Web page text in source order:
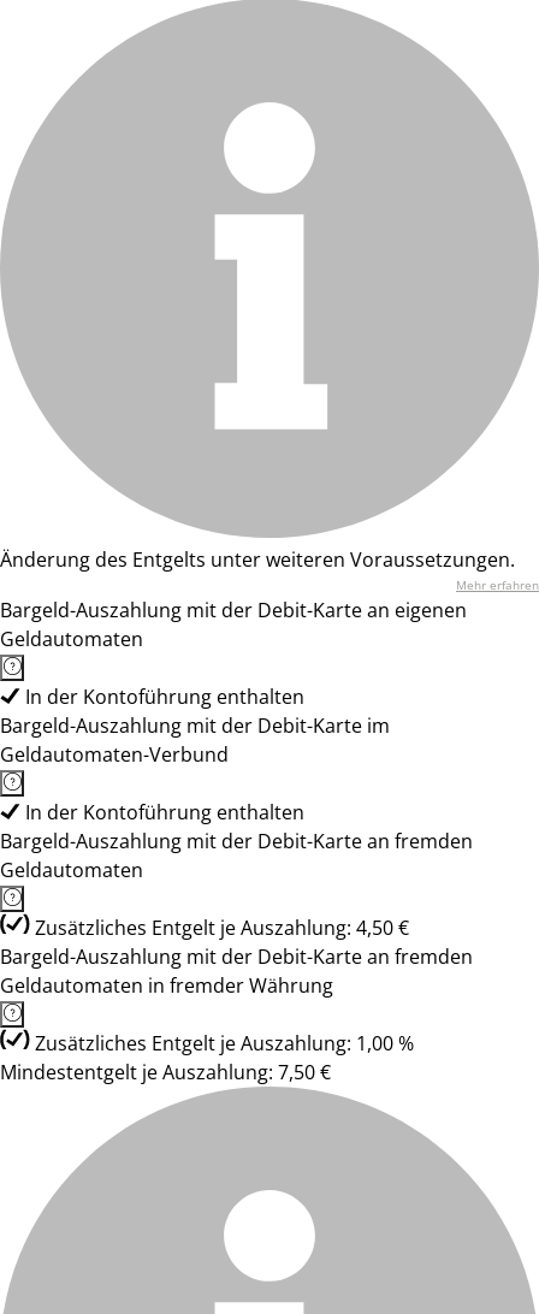
Änderung des Entgelts unter weiteren Voraussetzungen.
Mehr erfahren
Bargeld-Auszahlung mit der Debit-Karte an eigenen
Geldautomaten
In der Kontoführung enthalten
Bargeld-Auszahlung mit der Debit-Karte im
Geldautomaten-Verbund
In der Kontoführung enthalten
Bargeld-Auszahlung mit der Debit-Karte an fremden
Geldautomaten
Zusätzliches Entgelt je Auszahlung: 4,50 €
Bargeld-Auszahlung mit der Debit-Karte an fremden
Geldautomaten in fremder Währung
Zusätzliches Entgelt je Auszahlung: 1,00 %
Mindestentgelt je Auszahlung: 7,50 €